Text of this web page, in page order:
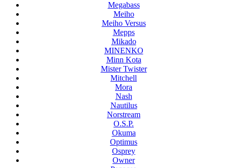
Megabass
Meiho
Meiho Versus
Mepps
Mikado
MINENKO
Minn Kota
Mister Twister
Mitchell
Mora
Nash
Nautilus
Norstream
O.S.P.
Okuma
Optimus
Osprey
Owner